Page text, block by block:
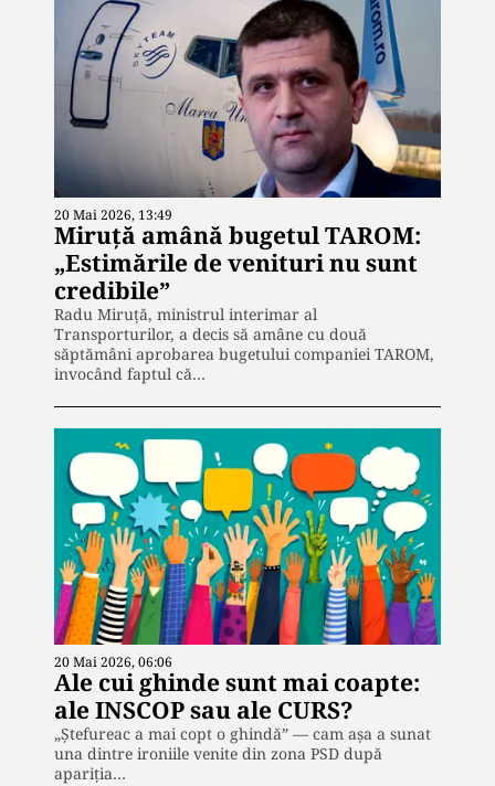
20 Mai 2026, 13:49
Miruță amână bugetul TAROM:
„Estimările de venituri nu sunt
credibile”
Radu Miruță, ministrul interimar al
Transporturilor, a decis să amâne cu două
săptămâni aprobarea bugetului companiei TAROM,
invocând faptul că…
20 Mai 2026, 06:06
Ale cui ghinde sunt mai coapte:
ale INSCOP sau ale CURS?
„Ștefureac a mai copt o ghindă” — cam așa a sunat
una dintre ironiile venite din zona PSD după
apariția…